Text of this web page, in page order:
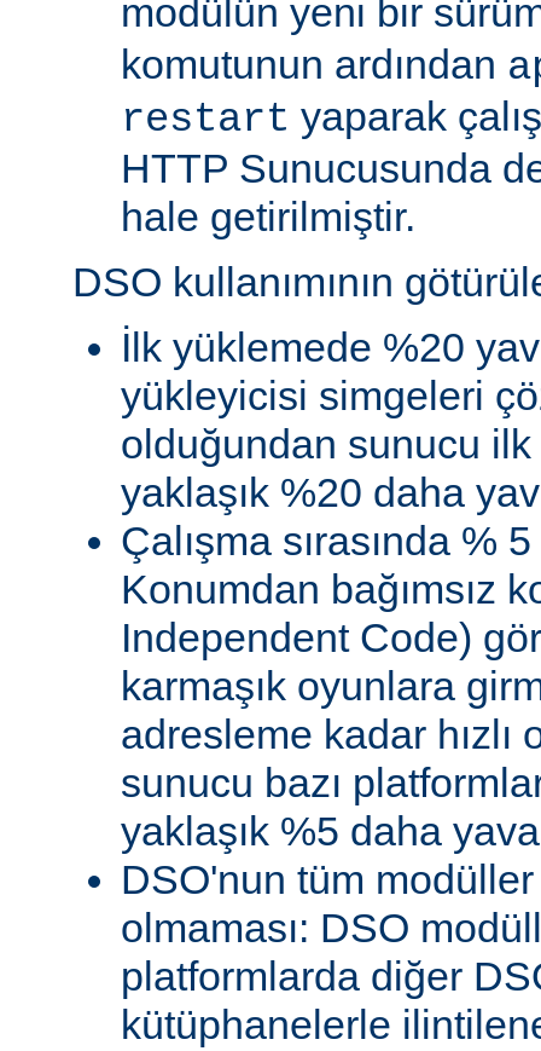
modülün yeni bir
komutunun ardından
restart yaparak
HTTP Sunucusunda
hale getirilmiştir.
DSO kullanımının
İlk yüklemede %20
yükleyicisi simgeleri
olduğundan sunucu ilk
yaklaşık %20 daha
Çalışma sırasında %
Konumdan bağımsız
Independent Code)
karmaşık oyunlara
adresleme kadar hızlı
sunucu bazı
yaklaşık %5 daha
DSO'nun tüm
olmaması: DSO
platformlarda diğer
kütüphanelerle